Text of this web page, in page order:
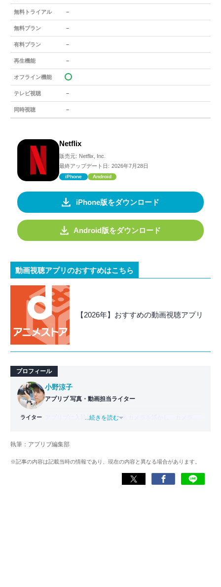
無料トライアル －
無料プラン －
有料プラン －
再生機能 －
オフライン機能
テレビ視聴 －
同時視聴 －
Netflix
販売元: Netflix, Inc.
最終アップデート日: 2026年7月28日
iPhone Android
iPhone版をダウンロード
Android版をダウンロード
動画視聴アプリのおすすめはこちら
【2026年】おすすめの動画視聴アプリ
プロフィール
ライター
小野涼子
アプリブ 写真・動画担当ライター
アプリブに入社後、趣味であるカメラを活かし、カメラや
「誰でも本格的にアプリを使いこなせるようになるコンテ
...続きを読む
執筆：アプリブ編集部
※記事の内容は記載当時の情報であり、現在の内容と異なる場合があります。